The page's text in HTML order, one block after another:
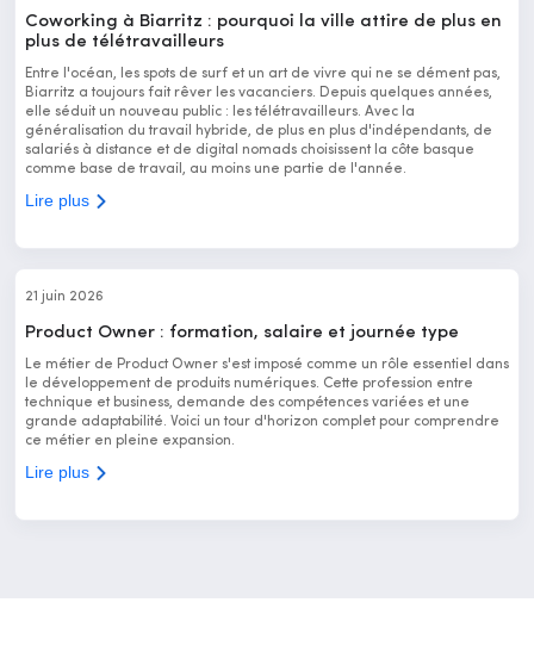
Coworking à Biarritz : pourquoi la ville attire de plus en
plus de télétravailleurs
Entre l'océan, les spots de surf et un art de vivre qui ne se dément pas,
Biarritz a toujours fait rêver les vacanciers. Depuis quelques années,
elle séduit un nouveau public : les télétravailleurs. Avec la
généralisation du travail hybride, de plus en plus d'indépendants, de
salariés à distance et de digital nomads choisissent la côte basque
comme base de travail, au moins une partie de l'année.
Lire plus
21 juin 2026
Product Owner : formation, salaire et journée type
Le métier de Product Owner s'est imposé comme un rôle essentiel dans
le développement de produits numériques. Cette profession entre
technique et business, demande des compétences variées et une
grande adaptabilité. Voici un tour d'horizon complet pour comprendre
ce métier en pleine expansion.
Lire plus